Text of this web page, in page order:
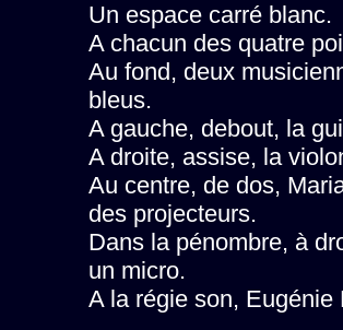
Un espace carré blanc.
A chacun des quatre
Au fond, deux
bleus.
A gauche, debout, la
A droite, assise, la
Au centre, de dos,
des projecteurs.
Dans la pénombre, à
un micro.
A la régie son, Eugénie